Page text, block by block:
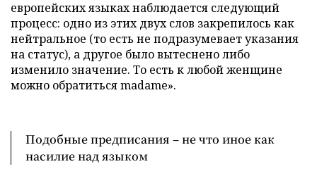
европейских языках наблюдается следующий
процесс: одно из этих двух слов закрепилось как
нейтральное (то есть не подразумевает указания
на статус), а другое было вытеснено либо
изменило значение. То есть к любой женщине
можно обратиться madame».
Подобные предписания – не что иное как
насилие над языком